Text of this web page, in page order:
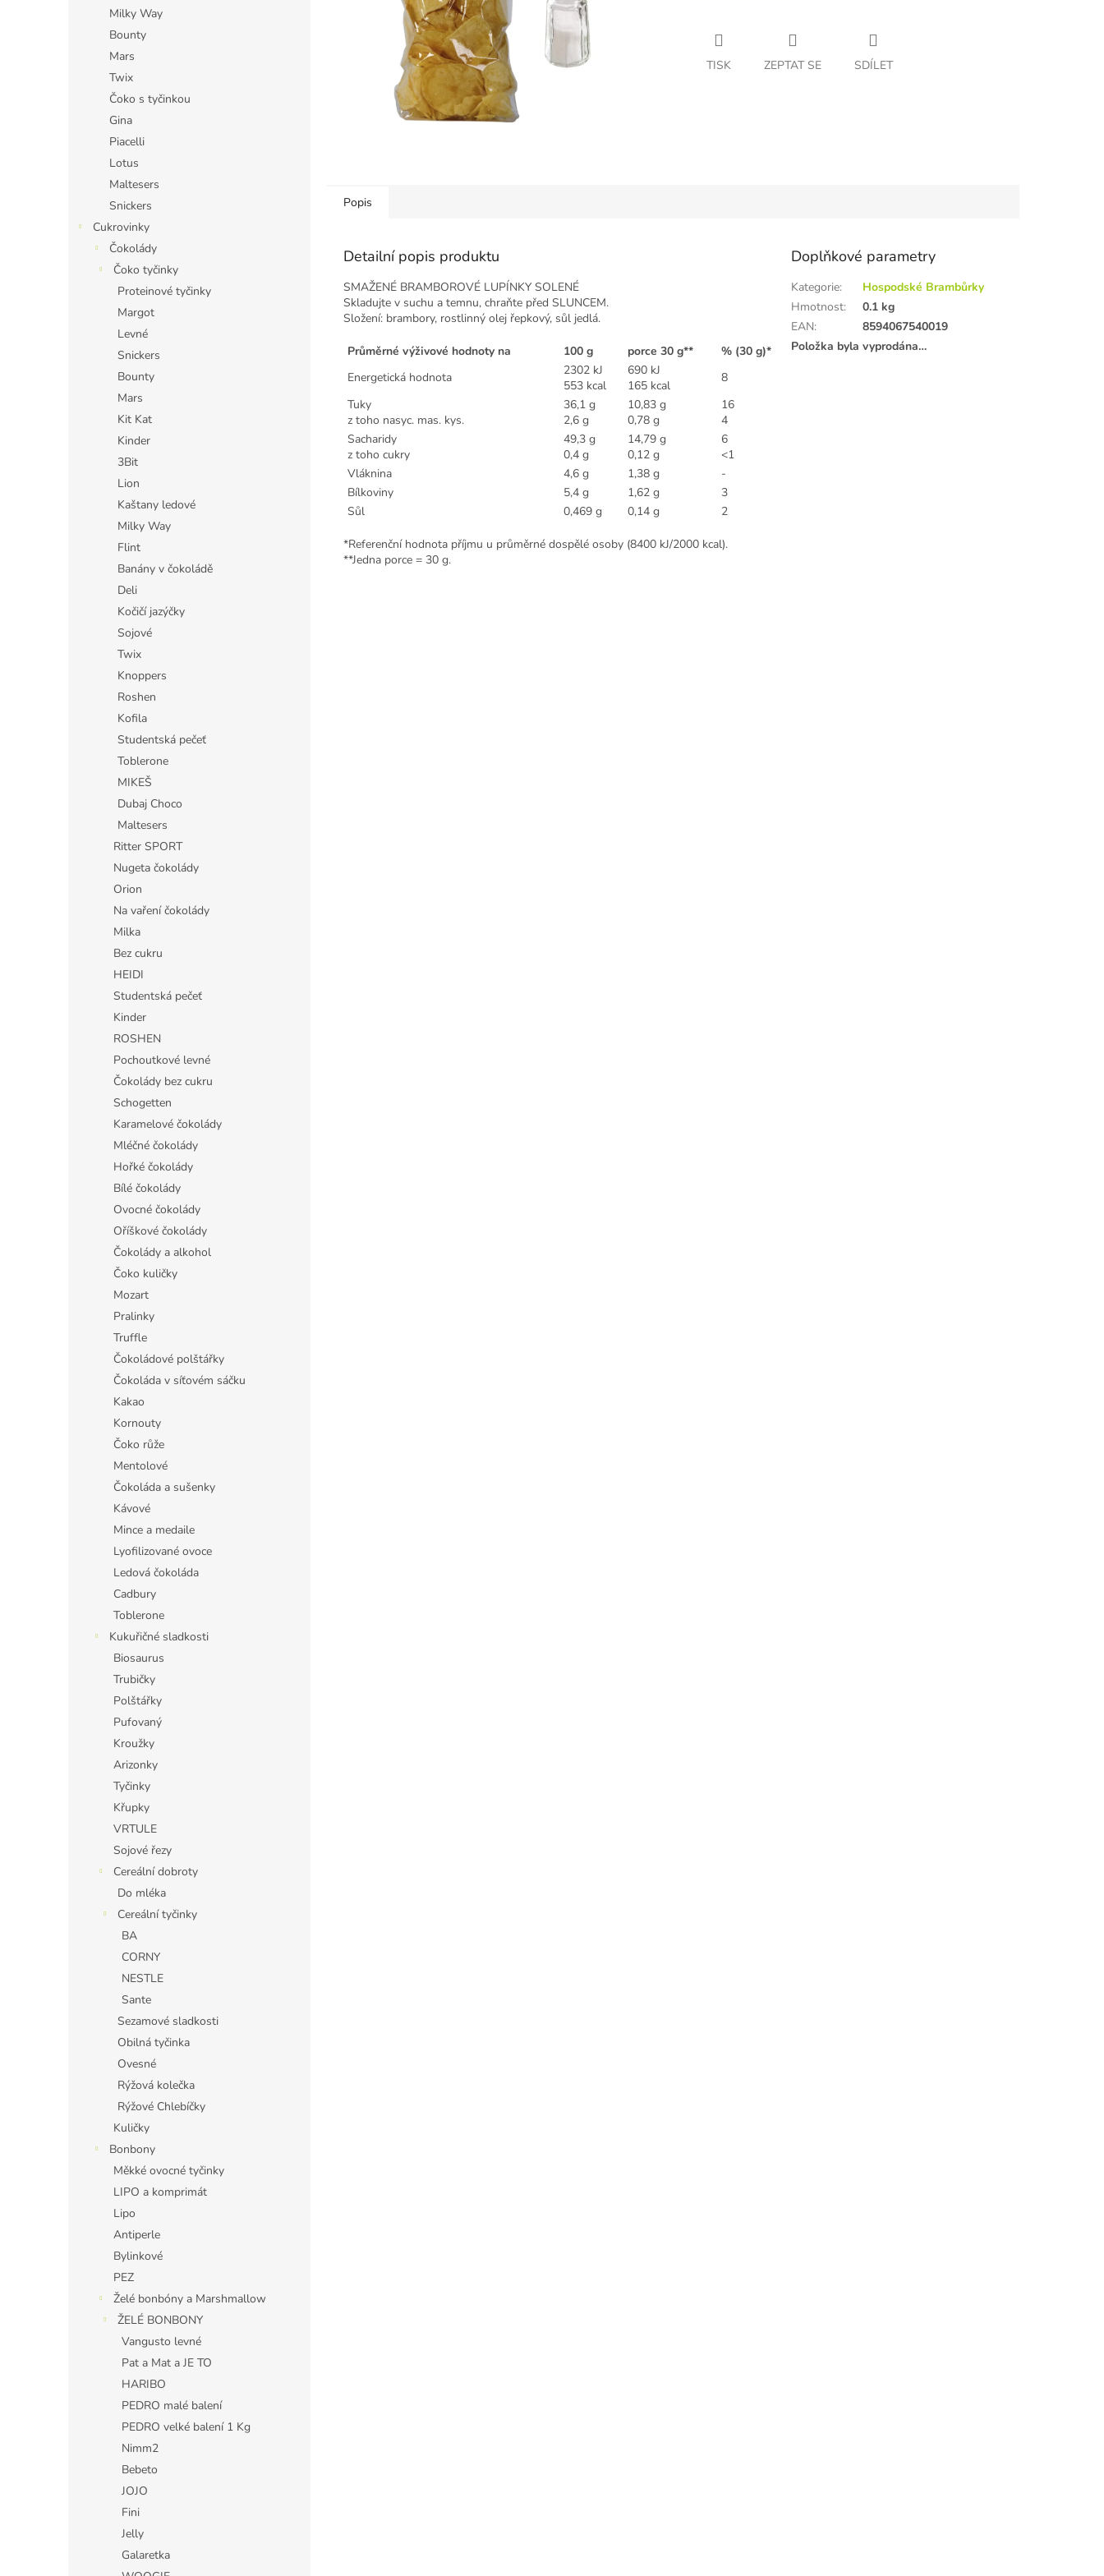
Milky Way
Bounty
Mars
Twix
Čoko s tyčinkou
Gina
Piacelli
Lotus
Maltesers
Snickers
Cukrovinky
Čokolády
Čoko tyčinky
Proteinové tyčinky
Margot
Levné
Snickers
Bounty
Mars
Kit Kat
Kinder
3Bit
Lion
Kaštany ledové
Milky Way
Flint
Banány v čokoládě
Deli
Kočičí jazýčky
Sojové
Twix
Knoppers
Roshen
Kofila
Studentská pečeť
Toblerone
MIKEŠ
Dubaj Choco
Maltesers
Ritter SPORT
Nugeta čokolády
Orion
Na vaření čokolády
Milka
Bez cukru
HEIDI
Studentská pečeť
Kinder
ROSHEN
Pochoutkové levné
Čokolády bez cukru
Schogetten
Karamelové čokolády
Mléčné čokolády
Hořké čokolády
Bílé čokolády
Ovocné čokolády
Oříškové čokolády
Čokolády a alkohol
Čoko kuličky
Mozart
Pralinky
Truffle
Čokoládové polštářky
Čokoláda v síťovém sáčku
Kakao
Kornouty
Čoko růže
Mentolové
Čokoláda a sušenky
Kávové
Mince a medaile
Lyofilizované ovoce
Ledová čokoláda
Cadbury
Toblerone
Kukuřičné sladkosti
Biosaurus
Trubičky
Polštářky
Pufovaný
Kroužky
Arizonky
Tyčinky
Křupky
VRTULE
Sojové řezy
Cereální dobroty
Do mléka
Cereální tyčinky
BA
CORNY
NESTLE
Sante
Sezamové sladkosti
Obilná tyčinka
Ovesné
Rýžová kolečka
Rýžové Chlebíčky
Kuličky
Bonbony
Měkké ovocné tyčinky
LIPO a komprimát
Lipo
Antiperle
Bylinkové
PEZ
Želé bonbóny a Marshmallow
ŽELÉ BONBONY
Vangusto levné
Pat a Mat a JE TO
HARIBO
PEDRO malé balení
PEDRO velké balení 1 Kg
Nimm2
Bebeto
JOJO
Fini
Jelly
Galaretka
TISK ZEPTAT SE SDÍLET
Popis
Detailní popis produktu
SMAŽENÉ BRAMBOROVÉ LUPÍNKY SOLENÉ
Skladujte v suchu a temnu, chraňte před SLUNCEM.
Složení: brambory, rostlinný olej řepkový, sůl jedlá.
Průměrné výživové hodnoty na 100 g porce 30 g**
% (30 g)*
Energetická hodnota
2302 kJ
553 kcal
690 kJ
165 kcal
8
Tuky
z toho nasyc. mas. kys.
36,1 g
2,6 g
10,83 g
0,78 g
16
4
Sacharidy
z toho cukry
49,3 g
0,4 g
14,79 g
0,12 g
6
<1
Vláknina
4,6 g 1,38 g
-
Bílkoviny
5,4 g 1,62 g
3
Sůl
0,469 g 0,14 g 2
*Referenční hodnota příjmu u průměrné dospělé osoby (8400 kJ/2000 kcal).
**Jedna porce = 30 g.
Doplňkové parametry
Kategorie:
Hospodské Brambůrky
Hmotnost:
0.1 kg
EAN:
8594067540019
Položka byla vyprodána…